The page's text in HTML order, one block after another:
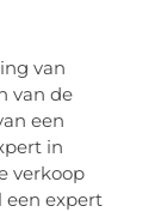
van
van de
een
in
verkoop
een expert